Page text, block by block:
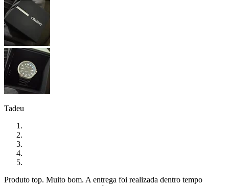
Tadeu
Produto top. Muito bom. A entrega foi realizada dentro tempo